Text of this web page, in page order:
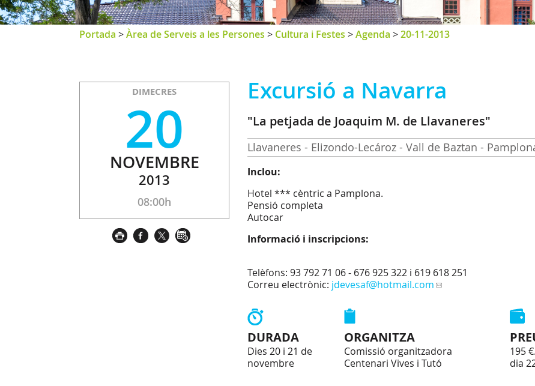
Portada >Àrea de Serveis a les Persones > Cultura i Festes >Agenda >20-11-2013
DIMECRES
20
NOVEMBRE
2013
08:00h
Excursió a Navarra
"La petjada de Joaquim M. de Llavaneres"
Llavaneres - Elizondo-Lecároz - Vall de Baztan -
Inclou:
Hotel *** cèntric a Pamplona.
Pensió completa
Autocar
Informació i inscripcions:
Telèfons: 93 792 71 06 - 676 925 322 i 619 618 251
Correu electrònic: jdevesaf@hotmail.com
DURADA
Dies 20 i 21 de
novembre
ORGANITZA
Comissió organitzadora
Centenari Vives i Tutó
195
dia